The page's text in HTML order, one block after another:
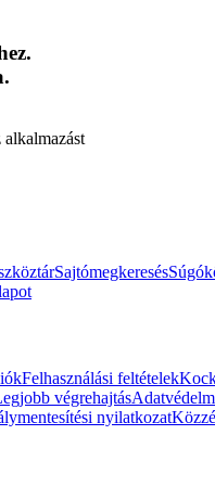
Sajtómegkeresés
Felhasználási feltételek
végrehajtás
nyilatkozat